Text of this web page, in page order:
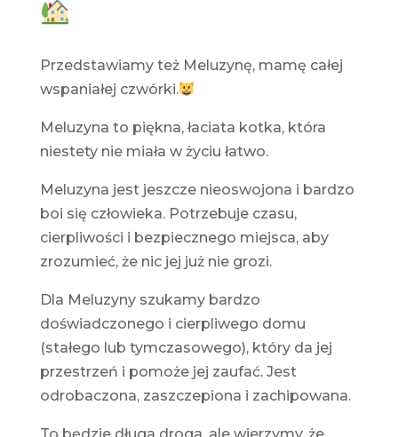
Przedstawiamy też Meluzynę, mamę całej
wspaniałej czwórki.
Meluzyna to piękna, łaciata kotka, która
niestety nie miała w życiu łatwo.
Meluzyna jest jeszcze nieoswojona i bardzo
boi się człowieka. Potrzebuje czasu,
cierpliwości i bezpiecznego miejsca, aby
zrozumieć, że nic jej już nie grozi.
Dla Meluzyny szukamy bardzo
doświadczonego i cierpliwego domu
(stałego lub tymczasowego), który da jej
przestrzeń i pomoże jej zaufać. Jest
odrobaczona, zaszczepiona i zachipowana.